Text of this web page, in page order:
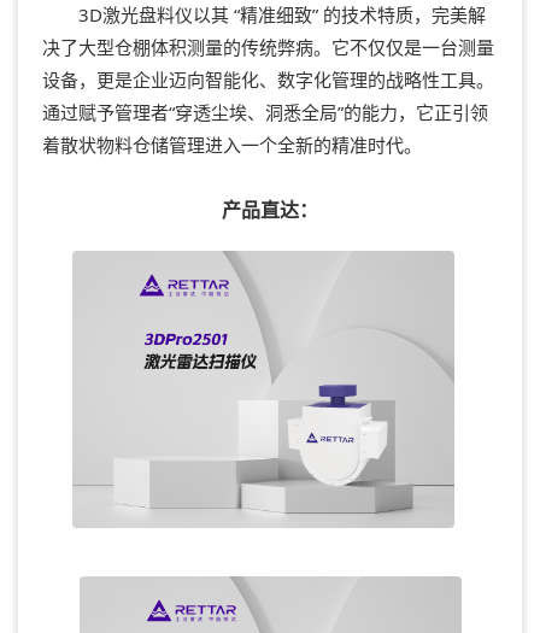
3D激光盘料仪以其 “精准细致” 的技术特质，完美解
决了大型仓棚体积测量的传统弊病。它不仅仅是一台测量
设备，更是企业迈向智能化、数字化管理的战略性工具。
通过赋予管理者“穿透尘埃、洞悉全局”的能力，它正引领
着散状物料仓储管理进入一个全新的精准时代。
产品直达：